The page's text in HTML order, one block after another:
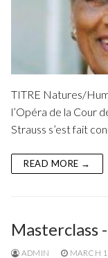
TITRE Natures/
l’Opéra de la Cour
Strauss s’est fait
READ MORE →
Masterclass
ADMIN MARCH